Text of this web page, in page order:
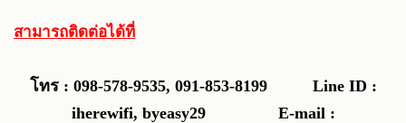
สามารถติดต่อได้ที่
โทร : 098-578-9535, 091-853-8199 Line ID :
iherewifi, byeasy29 E-mail :